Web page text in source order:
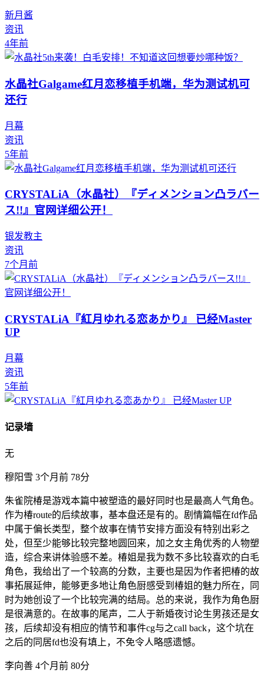
新月酱
资讯
4年前
水晶社Galgame红月恋移植手机端，华为测试机可
还行
月幕
资讯
5年前
CRYSTALiA（水晶社）『ディメンション凸ラバー
ス!!』官网详细公开！
银发教主
资讯
7个月前
CRYSTALiA『紅月ゆれる恋あかり』 已经Master
UP
月幕
资讯
5年前
记录墙
无
穆阳雪 3个月前 78分
朱雀院椿是游戏本篇中被塑造的最好同时也是最高人气角色。
作为椿route的后续故事，基本盘还是有的。剧情篇幅在fd作品
中属于偏长类型，整个故事在情节安排方面没有特别出彩之
处，但至少能够比较完整地圆回来，加之女主角优秀的人物塑
造，综合来讲体验感不差。椿姐是我为数不多比较喜欢的白毛
角色，我给出了一个较高的分数，主要也是因为作者把椿的故
事拓展延伸，能够更多地让角色厨感受到椿姐的魅力所在，同
时为她创设了一个比较完满的结局。总的来说，我作为角色厨
是很满意的。在故事的尾声，二人于新婚夜讨论生男孩还是女
孩，后续却没有相应的情节和事件cg与之call back，这个坑在
之后的同居fd也没有填上，不免令人略感遗憾。
李向善 4个月前 80分